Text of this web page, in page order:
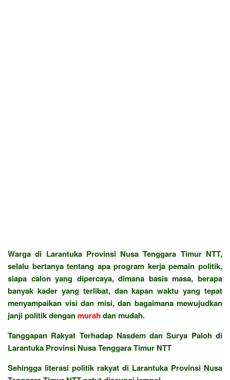
Warga di Larantuka Provinsi Nusa Tenggara Timur NTT,
selalu bertanya tentang apa program kerja pemain politik,
siapa calon yang dipercaya, dimana basis masa, berapa
banyak kader yang terlibat, dan kapan waktu yang tepat
menyampaikan visi dan misi, dan bagaimana mewujudkan
janji politik denganmurahdan mudah.
Tanggapan Rakyat Terhadap Nasdem dan Surya Paloh di
Larantuka Provinsi Nusa Tenggara Timur NTT
Sehingga literasi politik rakyat di Larantuka Provinsi Nusa